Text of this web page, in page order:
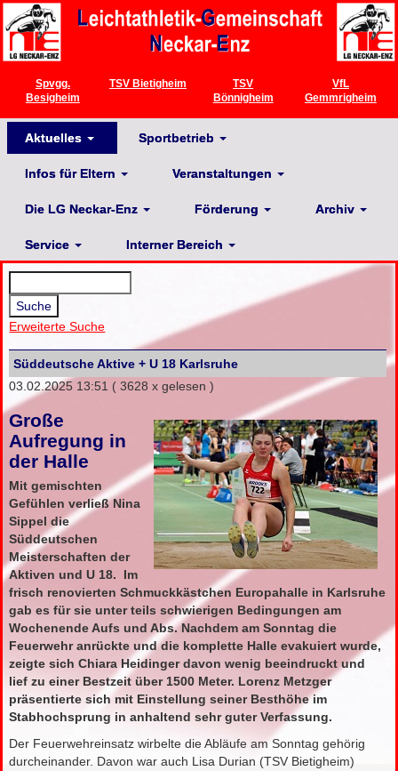
Spvgg.
Besigheim
TSV Bietigheim
TSV
Bönnigheim
VfL
Gemmrigheim
Aktuelles Sportbetrieb
Infos für Eltern Veranstaltungen
Die LG Neckar-Enz Förderung Archiv
Service Interner Bereich
Erweiterte Suche
Süddeutsche Aktive + U 18 Karlsruhe
03.02.2025 13:51 ( 3628 x gelesen )
Große
Aufregung in
der Halle
Mit gemischten
Gefühlen verließ Nina
Sippel die
Süddeutschen
Meisterschaften der
Aktiven und U 18. Im
frisch renovierten Schmuckkästchen Europahalle in Karlsruhe
gab es für sie unter teils schwierigen Bedingungen am
Wochenende Aufs und Abs. Nachdem am Sonntag die
Feuerwehr anrückte und die komplette Halle evakuiert wurde,
zeigte sich Chiara Heidinger davon wenig beeindruckt und
lief zu einer Bestzeit über 1500 Meter. Lorenz Metzger
präsentierte sich mit Einstellung seiner Besthöhe im
Stabhochsprung in anhaltend sehr guter Verfassung.
Der Feuerwehreinsatz wirbelte die Abläufe am Sonntag gehörig
durcheinander. Davon war auch Lisa Durian (TSV Bietigheim)